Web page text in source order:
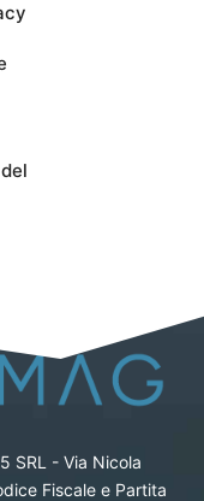
SRL - Via Nicola
Fiscale e Partita